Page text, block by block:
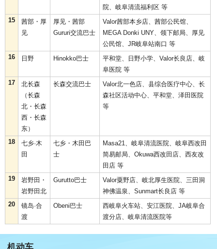
院、岐阜清流福利区 等
15
茜部・厚
见
厚见・茜部
Gururi交流巴士
Valor茜部本乡店、茜部公民馆、
MEGA Donki UNY、领下邮局、厚见
公民馆、JR岐阜站南口 等
16
日野 Hinokko巴士
平和堂、日野小学、Valor长良店、岐
阜医院 等
17
北长森
（长森
北・长森
西・长森
东）
长森交流巴士
Valor北一色店、县综合医疗中心、长
森社区活动中心、平和堂、泽田医院
等
18
七乡·木
田
七乡・木田巴
士
Masa21、岐阜清流医院、岐阜西改田
简易邮局、Okuwa西改田店、西友改
田店 等
19
岩野田・
岩野田北
Gurutto巴士
Valor粟野店、岐北厚生医院、三田洞
神佛温泉、Sunmart长良店 等
20
镜岛·合
渡
Obeni巴士
西岐阜火车站、安江医院、JA岐阜合
渡分店、岐阜清流医院等
机动车